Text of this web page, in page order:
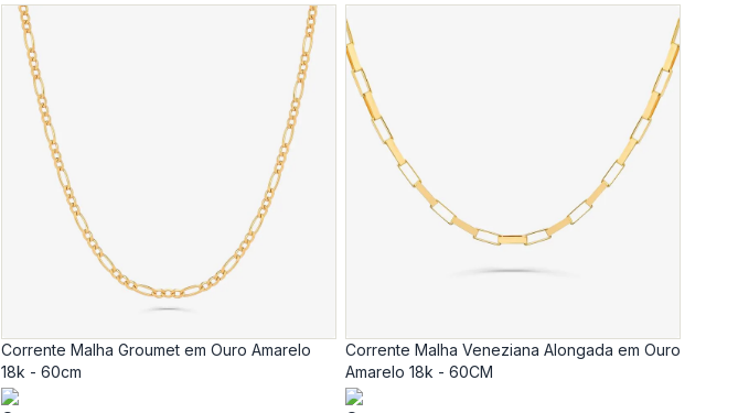
Corrente Malha Groumet em Ouro Amarelo
18k - 60cm
Corrente Malha Veneziana Alongada em Ouro
Amarelo 18k - 60CM